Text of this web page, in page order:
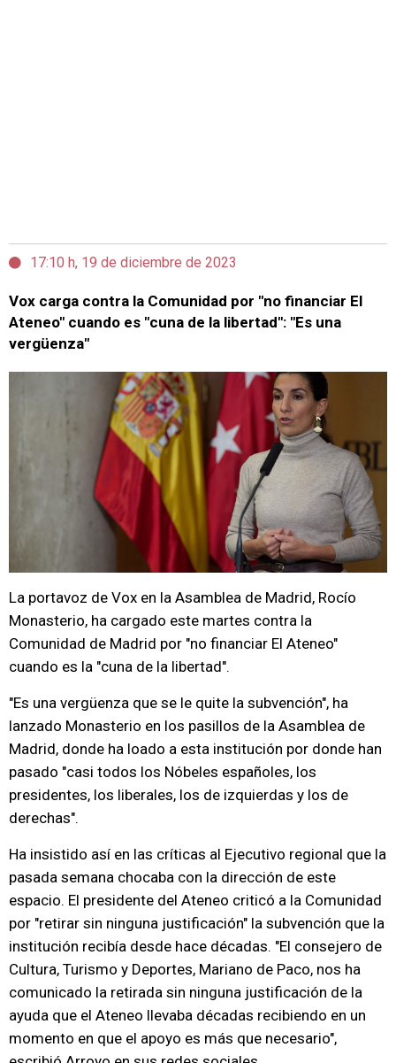
17:10 h, 19 de diciembre de 2023
Vox carga contra la Comunidad por "no financiar El
Ateneo" cuando es "cuna de la libertad": "Es una
vergüenza"
La portavoz de Vox en la Asamblea de Madrid, Rocío
Monasterio, ha cargado este martes contra la
Comunidad de Madrid por "no financiar El Ateneo"
cuando es la "cuna de la libertad".
"Es una vergüenza que se le quite la subvención", ha
lanzado Monasterio en los pasillos de la Asamblea de
Madrid, donde ha loado a esta institución por donde han
pasado "casi todos los Nóbeles españoles, los
presidentes, los liberales, los de izquierdas y los de
derechas".
Ha insistido así en las críticas al Ejecutivo regional que la
pasada semana chocaba con la dirección de este
espacio. El presidente del Ateneo criticó a la Comunidad
por "retirar sin ninguna justificación" la subvención que la
institución recibía desde hace décadas. "El consejero de
Cultura, Turismo y Deportes, Mariano de Paco, nos ha
comunicado la retirada sin ninguna justificación de la
ayuda que el Ateneo llevaba décadas recibiendo en un
momento en que el apoyo es más que necesario",